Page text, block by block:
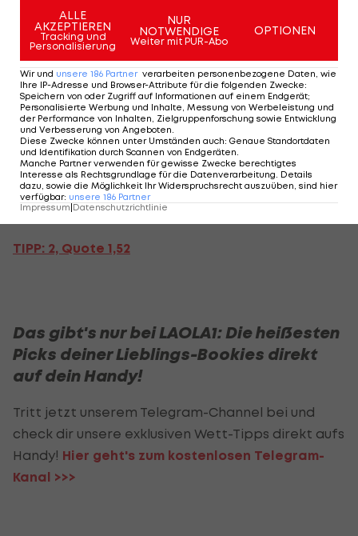
die rote Karte. Nichtsdestotrotz lieferte der
Außenseiter eine beherzte Vorstellung. Am Ende
setzten sich die Löwen verdient mit 2:1 durch. Mit 9
Treffern aus 4 Spielen besitzt Kamerun die beste
Offensive des Turniers. Wir glauben, dass diese
Offensive den Gastgeber auch in das Halbfinale
befördern wird. Daher legen wir uns fest und
meinen: Kamerun gewinnt dieses Spiel!
Kategorie: Hauptwette – Gambia vs. Kamerun
TIPP: 2, Quote 1,52
Das gibt's nur bei LAOLA1: Die heißesten
Picks deiner Lieblings-Bookies direkt
auf dein Handy!
Tritt jetzt unserem Telegram-Channel bei und
check dir unsere exklusiven Wett-Tipps direkt aufs
Handy! Hier geht's zum kostenlosen Telegram-
Kanal >>>
ALLE
AKZEPTIEREN
Tracking und
Personalisierung
NUR
NOTWENDIGE
Weiter mit PUR-Abo
OPTIONEN
Wir und unsere 186 Partner verarbeiten personenbezogene Daten, wie
Ihre IP-Adresse und Browser-Attribute für die folgenden Zwecke:
Speichern von oder Zugriff auf Informationen auf einem Endgerät;
Personalisierte Werbung und Inhalte, Messung von Werbeleistung und
der Performance von Inhalten, Zielgruppenforschung sowie Entwicklung
und Verbesserung von Angeboten
Diese Zwecke können unter Umständen auch: Genaue Standortdaten
und Identifikation durch Scannen von Endgeräten
Manche Partner verwenden für gewisse Zwecke berechtigtes
Interesse als Rechtsgrundlage für die Datenverarbeitung. Details
dazu, sowie die Möglichkeit Ihr Widerspruchsrecht auszuüben, sind hier
verfügbar: unsere 186 Partner
Impressum|Datenschutzrichtlinie